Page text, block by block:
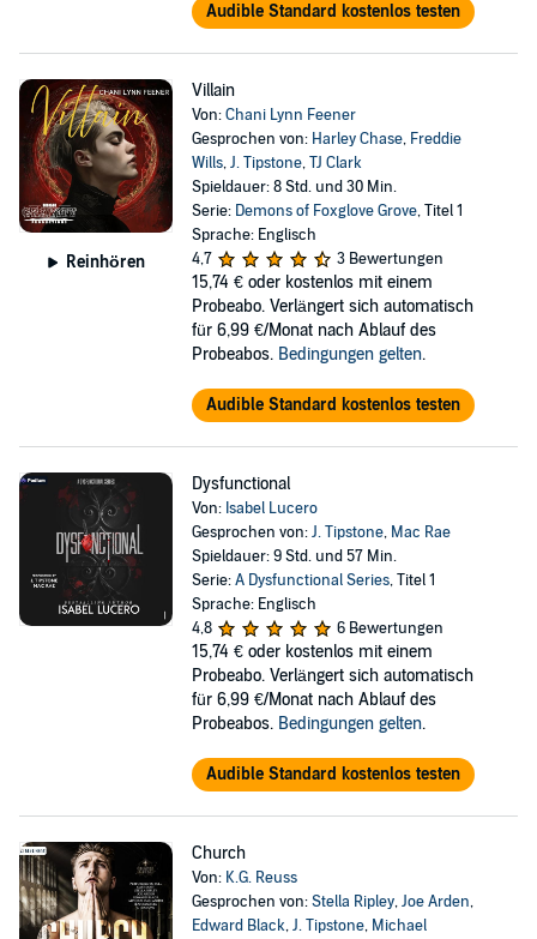
Audible Standard kostenlos testen
Reinhören
Villain
Von:Chani Lynn Feener
Gesprochen von: Harley Chase, Freddie
Wills,J. Tipstone,TJ Clark
Spieldauer: 8 Std. und 30 Min.
Serie: Demons of Foxglove Grove, Titel 1
Sprache: Englisch
4,7
3 Bewertungen
15,74 € oder kostenlos mit einem
Probeabo. Verlängert sich automatisch
für 6,99 €/Monat nach Ablauf des
Probeabos. Bedingungen gelten.
Audible Standard kostenlos testen
Dysfunctional
Von: Isabel Lucero
Gesprochen von:J. Tipstone, Mac Rae
Spieldauer: 9 Std. und 57 Min.
Serie:A Dysfunctional Series, Titel 1
Sprache: Englisch
4,8
6 Bewertungen
15,74 € oder kostenlos mit einem
Probeabo. Verlängert sich automatisch
für 6,99 €/Monat nach Ablauf des
Probeabos. Bedingungen gelten.
Audible Standard kostenlos testen
Church
Von: K.G. Reuss
Gesprochen von:Stella Ripley,Joe Arden,
Edward Black,J. Tipstone, Michael